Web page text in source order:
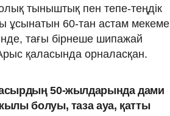
тыныштық пен тепе-теңдік
60-тан астам мекеме
тағы бірнеше шипажай
қаласында орналасқан.
50-жылдарында дами
болуы, таза ауа, қатты